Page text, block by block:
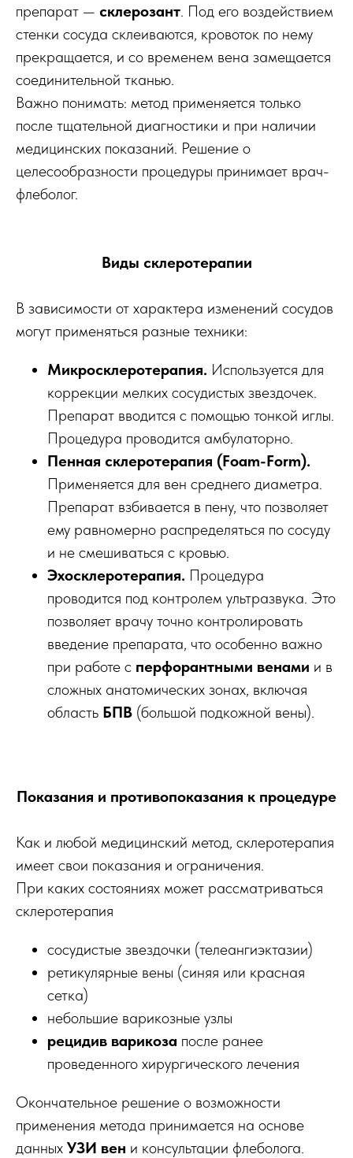
препарат — склерозант. Под его воздействием
стенки сосуда склеиваются, кровоток по нему
прекращается, и со временем вена замещается
соединительной тканью.
Важно понимать: метод применяется только
после тщательной диагностики и при наличии
медицинских показаний. Решение о
целесообразности процедуры принимает врач-
флеболог.
Виды склеротерапии
В зависимости от характера изменений сосудов
могут применяться разные техники:
Микросклеротерапия. Используется для
коррекции мелких сосудистых звездочек.
Препарат вводится с помощью тонкой иглы.
Процедура проводится амбулаторно.
Пенная склеротерапия (Foam-Form).
Применяется для вен среднего диаметра.
Препарат взбивается в пену, что позволяет
ему равномерно распределяться по сосуду
и не смешиваться с кровью.
Эхосклеротерапия. Процедура
проводится под контролем ультразвука. Это
позволяет врачу точно контролировать
введение препарата, что особенно важно
при работе с перфорантными венами и в
сложных анатомических зонах, включая
область БПВ (большой подкожной вены).
Показания и противопоказания к процедуре
Как и любой медицинский метод, склеротерапия
имеет свои показания и ограничения.
При каких состояниях может рассматриваться
склеротерапия
сосудистые звездочки (телеангиэктазии)
ретикулярные вены (синяя или красная
сетка)
небольшие варикозные узлы
рецидив варикоза после ранее
проведенного хирургического лечения
Окончательное решение о возможности
применения метода принимается на основе
данных УЗИ вен и консультации флеболога.